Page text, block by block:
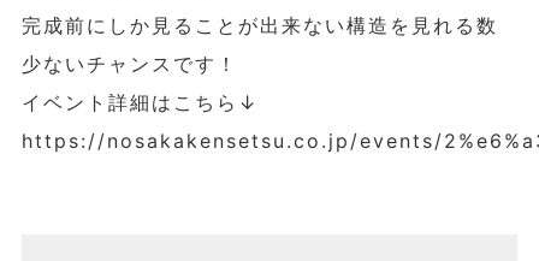
完成前にしか見ることが出来ない構造を見れる数
少ないチャンスです！
イベント詳細はこちら↓
https://nosakakensetsu.co.jp/events/